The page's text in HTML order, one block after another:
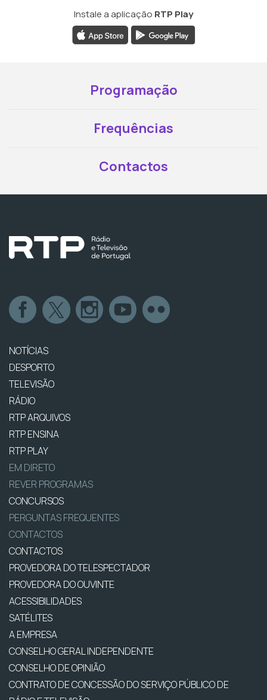
Instale a aplicação RTP Play
Programação
Frequências
Contactos
NOTÍCIAS
DESPORTO
TELEVISÃO
RÁDIO
RTP ARQUIVOS
RTP ENSINA
RTP PLAY
EM DIRETO
REVER PROGRAMAS
CONCURSOS
PERGUNTAS FREQUENTES
CONTACTOS
CONTACTOS
PROVEDORA DO TELESPECTADOR
PROVEDORA DO OUVINTE
ACESSIBILIDADES
SATÉLITES
A EMPRESA
CONSELHO GERAL INDEPENDENTE
CONSELHO DE OPINIÃO
CONTRATO DE CONCESSÃO DO SERVIÇO PÚBLICO DE